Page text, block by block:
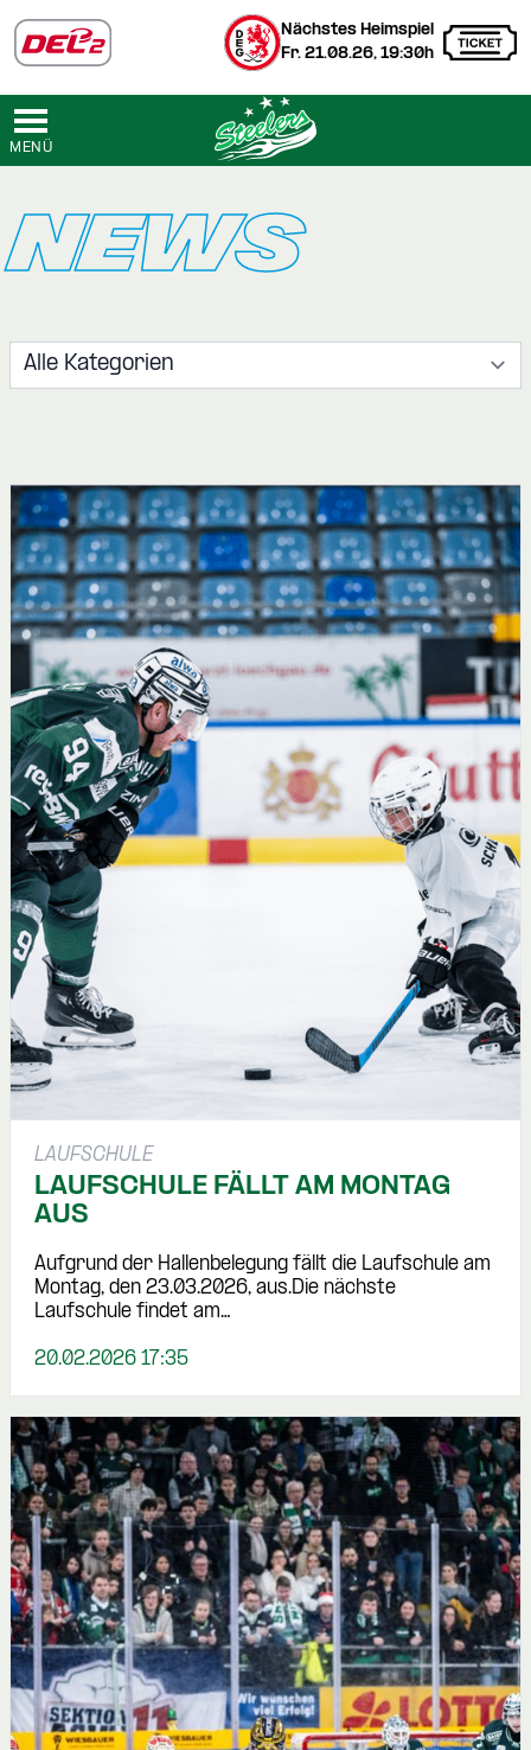
Nächstes Heimspiel
Fr. 21.08.26, 19:30h
MENÜ
NEWS
LAUFSCHULE
LAUFSCHULE FÄLLT AM MONTAG
AUS
Aufgrund der Hallenbelegung fällt die Laufschule am
Montag, den 23.03.2026, aus.Die nächste
Laufschule findet am…
20.02.2026 17:35